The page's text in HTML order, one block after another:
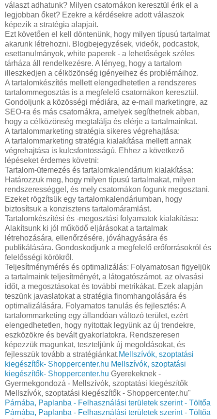
választ adhatunk? Milyen csatornákon keresztül érik el a
legjobban őket? Ezekre a kérdésekre adott válaszok
képezik a stratégia alapjait.
Ezt követően el kell döntenünk, hogy milyen típusú tartalmat
akarunk létrehozni. Blogbejegyzések, videók, podcastok,
esettanulmányok, white paperek - a lehetőségek széles
tárháza áll rendelkezésre. A lényeg, hogy a tartalom
illeszkedjen a célközönség igényeihez és problémáihoz.
A tartalomkészítés mellett elengedhetetlen a rendszeres
tartalommegosztás is a megfelelő csatornákon keresztül.
Gondoljunk a közösségi médiára, az e-mail marketingre, az
SEO-ra és más csatornákra, amelyek segíthetnek abban,
hogy a célközönség megtalálja és elérje a tartalmainkat.
A tartalommarketing stratégia sikeres végrehajtása:
A tartalommarketing stratégia kialakítása mellett annak
végrehajtása is kulcsfontosságú. Ehhez a következő
lépéseket érdemes követni:
Tartalom-ütemezés és tartalomkalendárium kialakítása:
Határozzuk meg, hogy milyen típusú tartalmakat, milyen
rendszerességgel, és mely csatornákon fogunk megosztani.
Ezeket rögzítsük egy tartalomkalendáriumban, hogy
biztosítsuk a konzisztens tartalomáramlást.
Tartalomkészítési és -megosztási folyamatok kialakítása:
Alakítsunk ki jól működő eljárásokat a tartalmak
létrehozására, ellenőrzésére, jóváhagyására és
publikálására. Gondoskodjunk a megfelelő erőforrásokról és
felelősségi körökről.
Teljesítménymérés és optimalizálás: Folyamatosan figyeljük
a tartalmaink teljesítményét, a látogatószámot, az olvasási
időt, a megosztásokat és további metrikákat. Ezek alapján
teszünk javaslatokat a stratégia finomhangolására és
optimalizálására. Folyamatos tanulás és fejlesztés: A
tartalommarketing egy állandóan változó terület, ezért
elengedhetetlen, hogy nyitottak legyünk az új trendekre,
eszközökre és bevált gyakorlatokra. Rendszeresen
képezzük magunkat, teszteljünk új megoldásokat, és
fejlesszük tovább a stratégiánkat.Mellszívók, szoptatási
kiegészítők- Shoppercenter.hu Mellszívók, szoptatási
kiegészítők- Shoppercenter.hu Gyerekeknek -
Gyermekgondozá - Mellszívók, szoptatási kiegészítők
Mellszívók, szoptatási kiegészítők - Shoppercenter.hu"
Párnába, Paplanba - Felhasználási területek szerint - Töltőa
Párnába, Paplanba - Felhasználási területek szerint - Töltőa